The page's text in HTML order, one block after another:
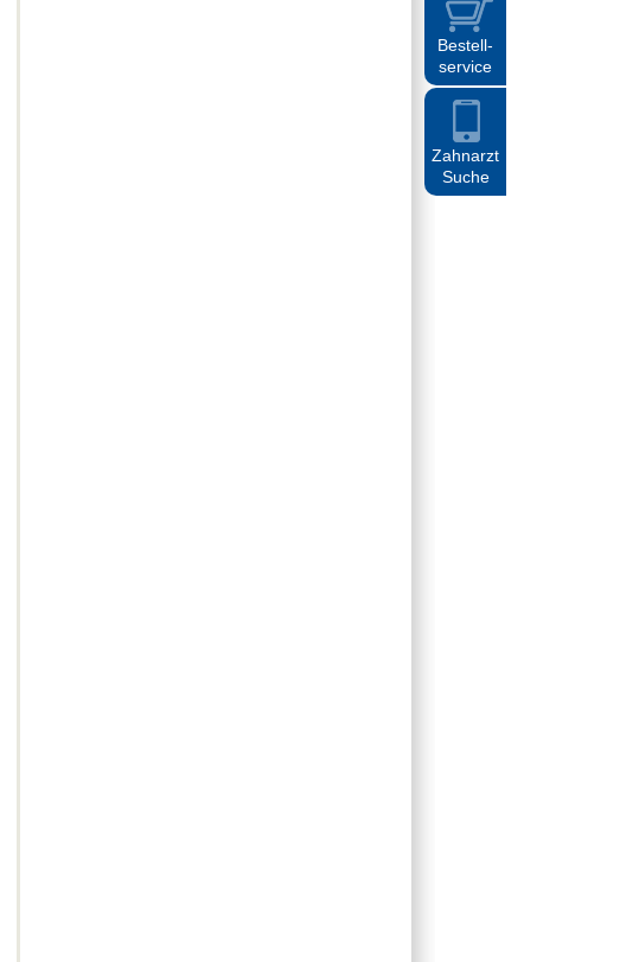
Bestell-
service
Zahnarzt
Suche